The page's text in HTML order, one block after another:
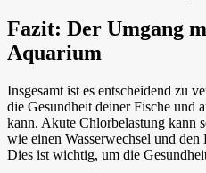
Fazit: Der Umgang
Aquarium
Insgesamt ist es entscheidend zu
die Gesundheit deiner Fische und
kann. Akute Chlorbelastung kann
wie einen Wasserwechsel und den
Dies ist wichtig, um die